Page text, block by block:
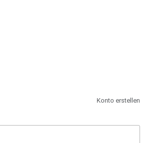
Konto erstellen